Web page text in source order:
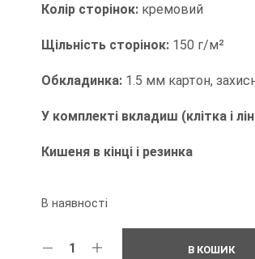
Колір сторінок:кремовий
Щільність сторінок:150 г/м²
Обкладинка:1.5 мм картон,
У комплекті вкладиш (клітка і
Кишеня в кінці і резинка
В наявності
В КОШИК